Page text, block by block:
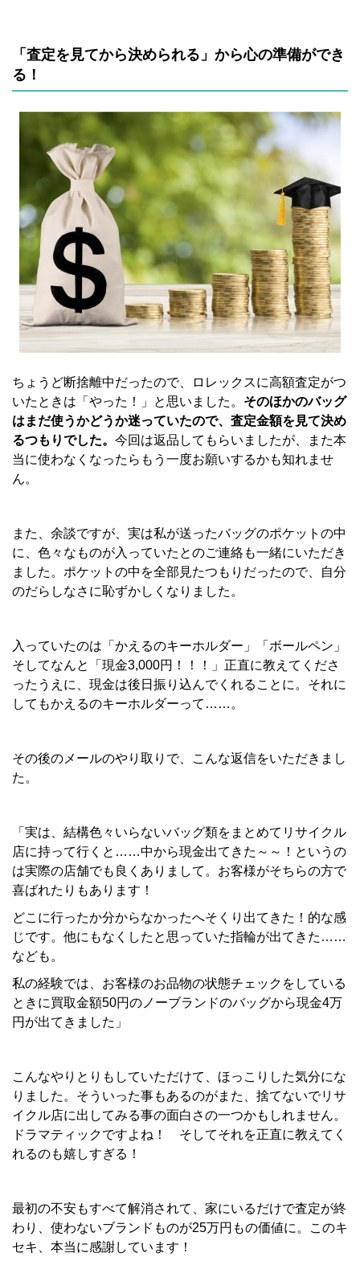
「査定を見てから決められる」から心の準備ができ
る！
ちょうど断捨離中だったので、ロレックスに高額査定がつ
いたときは「やった！」と思いました。 そのほかのバッグ
はまだ使うかどうか迷っていたので、査定金額を見て決め
るつもりでした。 今回は返品してもらいましたが、また本
当に使わなくなったらもう一度お願いするかも知れませ
ん。
また、余談ですが、実は私が送ったバッグのポケットの中
に、色々なものが入っていたとのご連絡も一緒にいただき
ました。ポケットの中を全部見たつもりだったので、自分
のだらしなさに恥ずかしくなりました。
入っていたのは「かえるのキーホルダー」「ボールペン」
そしてなんと「現金3,000円！！！」正直に教えてくださ
ったうえに、現金は後日振り込んでくれることに。それに
してもかえるのキーホルダーって……。
その後のメールのやり取りで、こんな返信をいただきまし
た。
「実は、結構色々いらないバッグ類をまとめてリサイクル
店に持って行くと……中から現金出てきた～～！というの
は実際の店舗でも良くありまして。 お客様がそちらの方で
喜ばれたりもあります！
どこに行ったか分からなかったへそくり出てきた！的な感
じです。 他にもなくしたと思っていた指輪が出てきた……
なども。
私の経験では、お客様のお品物の状態チェックをしている
ときに買取金額50円のノーブランドのバッグから現金4万
円が出てきました」
こんなやりとりもしていただけて、ほっこりした気分にな
りました。そういった事もあるのがまた、捨てないでリサ
イクル店に出してみる事の面白さの一つかもしれません。
ドラマティックですよね！ そしてそれを正直に教えてく
れるのも嬉しすぎる！
最初の不安もすべて解消されて、家にいるだけで査定が終
わり、使わないブランドものが25万円もの価値に。このキ
セキ、本当に感謝しています！